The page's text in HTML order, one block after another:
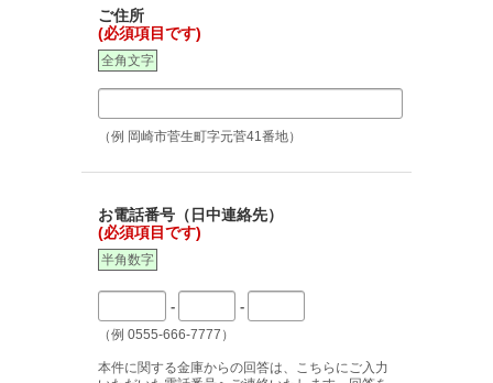
ご住所
(必須項目です)
全角文字
（例 岡崎市菅生町字元菅41番地）
お電話番号（日中連絡先）
(必須項目です)
半角数字
- -
（例 0555-666-7777）
本件に関する金庫からの回答は、こちらにご入力